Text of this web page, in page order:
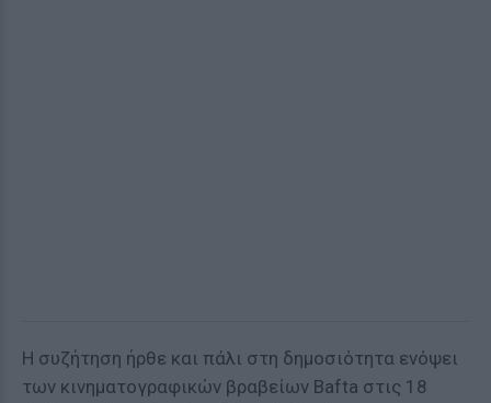
Η συζήτηση ήρθε και πάλι στη δημοσιότητα ενόψει
των κινηματογραφικών βραβείων Bafta στις 18